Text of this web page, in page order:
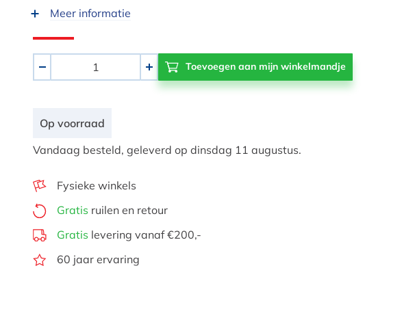
Meer informatie
+
Op voorraad
Vandaag besteld, geleverd op dinsdag 11 augustus.
Fysieke winkels
Gratis ruilen en retour
Gratis levering vanaf €200,-
60 jaar ervaring